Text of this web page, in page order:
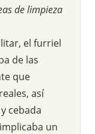
de limpieza
el furriel
de las
que
así
cebada
un